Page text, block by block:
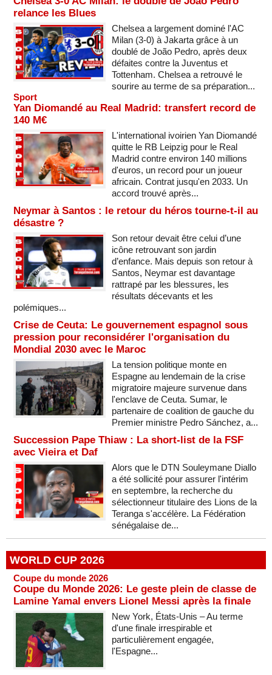
relance les Blues
Chelsea a largement dominé l'AC
Milan (3-0) à Jakarta grâce à un
doublé de João Pedro, après deux
défaites contre la Juventus et
Tottenham. Chelsea a retrouvé le
sourire au terme de sa préparation...
Sport
Yan Diomandé au Real Madrid: transfert record de
140 M€
L'international ivoirien Yan Diomandé
quitte le RB Leipzig pour le Real
Madrid contre environ 140 millions
d'euros, un record pour un joueur
africain. Contrat jusqu'en 2033. Un
accord trouvé après...
Neymar à Santos : le retour du héros tourne-t-il au
désastre ?
Son retour devait être celui d’une
icône retrouvant son jardin
d’enfance. Mais depuis son retour à
Santos, Neymar est davantage
rattrapé par les blessures, les
résultats décevants et les
polémiques...
Crise de Ceuta: Le gouvernement espagnol sous
pression pour reconsidérer l'organisation du
Mondial 2030 avec le Maroc
La tension politique monte en
Espagne au lendemain de la crise
migratoire majeure survenue dans
l'enclave de Ceuta. Sumar, le
partenaire de coalition de gauche du
Premier ministre Pedro Sánchez, a...
Succession Pape Thiaw : La short-list de la FSF
avec Vieira et Daf
Alors que le DTN Souleymane Diallo
a été sollicité pour assurer l'intérim
en septembre, la recherche du
sélectionneur titulaire des Lions de la
Teranga s'accélère. La Fédération
sénégalaise de...
WORLD CUP 2026
Coupe du monde 2026
Coupe du Monde 2026: Le geste plein de classe de
Lamine Yamal envers Lionel Messi après la finale
New York, États-Unis – Au terme
d'une finale irrespirable et
particulièrement engagée,
l'Espagne...